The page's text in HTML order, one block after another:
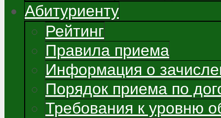
Абитуриенту
Рейтинг
Правила приема
Информация о
Порядок приема по
Требования к уровню